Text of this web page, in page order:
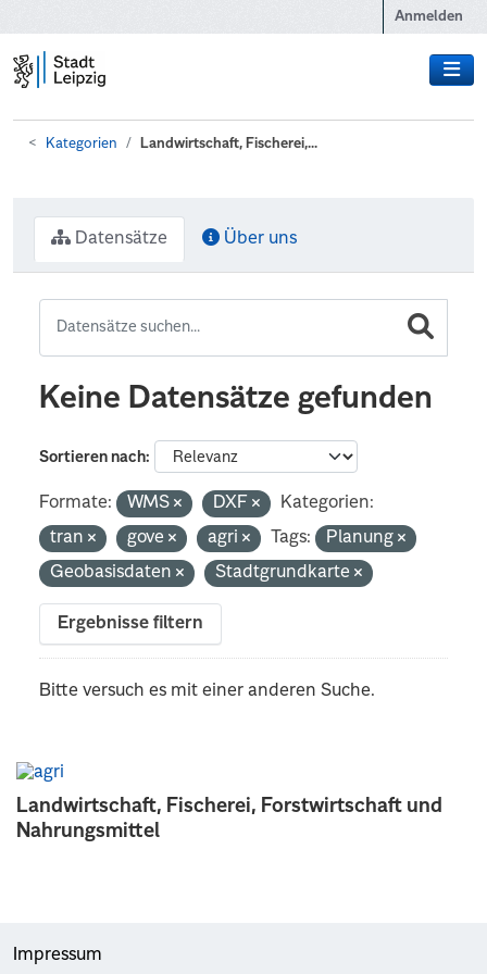
Anmelden
Kategorien Landwirtschaft, Fischerei,...
Landwirtschaft, Fischerei, Forstwirtschaft und
Nahrungsmittel
Datensätze Über uns
Keine Datensätze gefunden
Sortieren nach
Formate: WMS DXF
Kategorien:
tran
gove agri Tags:
Planung
Geobasisdaten
Stadtgrundkarte
Ergebnisse filtern
Bitte versuch es mit einer anderen Suche.
Impressum